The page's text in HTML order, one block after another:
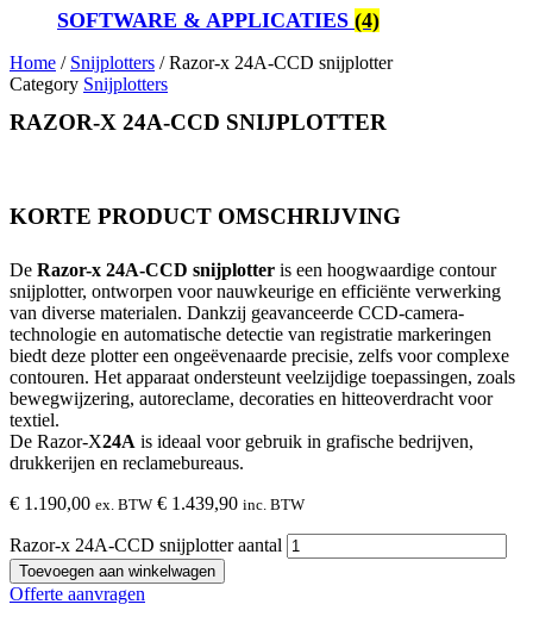
SOFTWARE & APPLICATIES (4)
Home / Snijplotters / Razor-x 24A-CCD snijplotter
Category Snijplotters
RAZOR-X 24A-CCD SNIJPLOTTER
KORTE PRODUCT OMSCHRIJVING
De Razor-x 24A-CCD snijplotter is een hoogwaardige contour
snijplotter, ontworpen voor nauwkeurige en efficiënte verwerking
van diverse materialen. Dankzij geavanceerde CCD-camera-
technologie en automatische detectie van registratie markeringen
biedt deze plotter een ongeëvenaarde precisie, zelfs voor complexe
contouren. Het apparaat ondersteunt veelzijdige toepassingen, zoals
bewegwijzering, autoreclame, decoraties en hitteoverdracht voor
textiel.
De Razor-X24A is ideaal voor gebruik in grafische bedrijven,
drukkerijen en reclamebureaus.
€ 1.190,00 ex. BTW € 1.439,90 inc. BTW
Razor-x 24A-CCD snijplotter aantal
Toevoegen aan winkelwagen
Offerte aanvragen